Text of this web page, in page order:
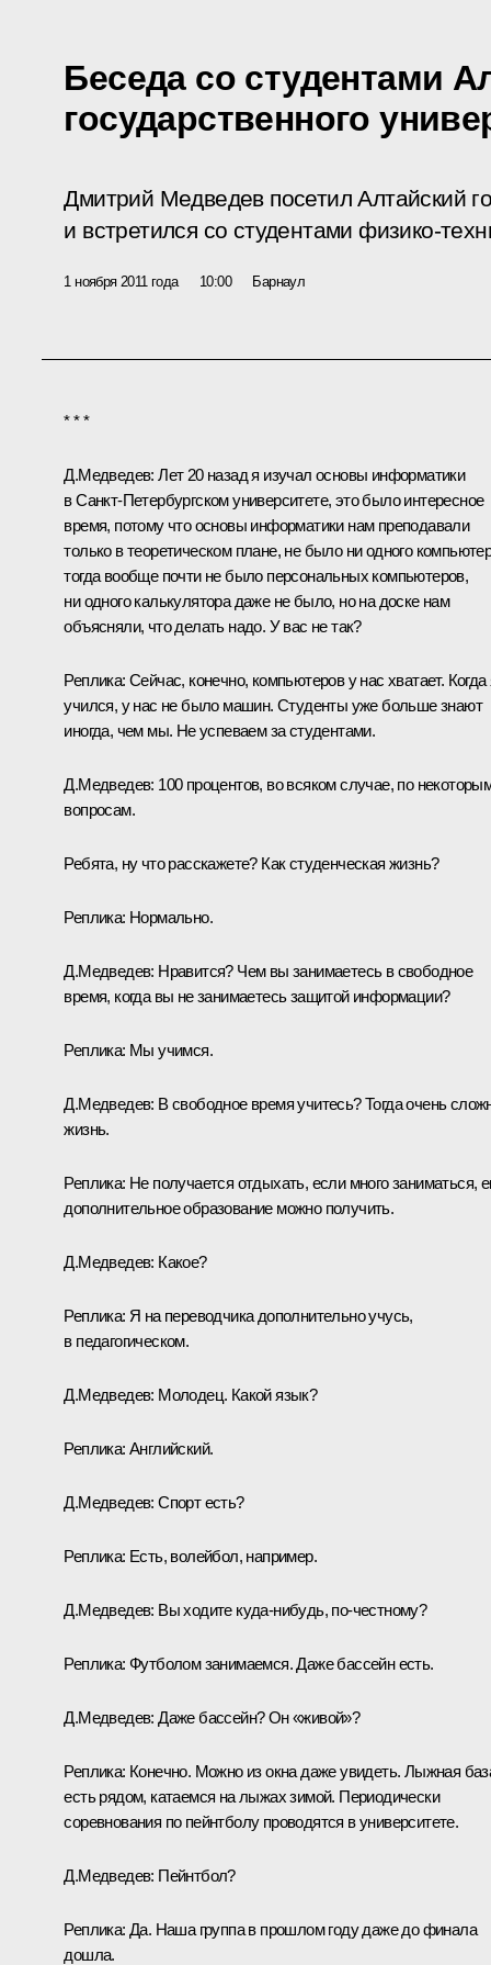
Беседа со студентами
государственного
Дмитрий Медведев посетил Алтайский
и встретился со студентами физико-
1 ноября 2011 года 10:00 Барнаул
* * *
Д.Медведев: Лет 20 назад я изучал основы информатики
в Санкт-Петербургском университете, это было интересное
время, потому что основы информатики нам преподавали
только в теоретическом плане, не было ни одного
тогда вообще почти не было персональных компьютеров,
ни одного калькулятора даже не было, но на доске нам
объясняли, что делать надо. У вас не так?
Реплика: Сейчас, конечно, компьютеров у нас хватает. Когда
учился, у нас не было машин. Студенты уже больше знают
иногда, чем мы. Не успеваем за студентами.
Д.Медведев: 100 процентов, во всяком случае, по
вопросам.
Ребята, ну что расскажете? Как студенческая жизнь?
Реплика: Нормально.
Д.Медведев: Нравится? Чем вы занимаетесь в свободное
время, когда вы не занимаетесь защитой информации?
Реплика: Мы учимся.
Д.Медведев: В свободное время учитесь? Тогда очень
жизнь.
Реплика: Не получается отдыхать, если много заниматься,
дополнительное образование можно получить.
Д.Медведев: Какое?
Реплика: Я на переводчика дополнительно учусь,
в педагогическом.
Д.Медведев: Молодец. Какой язык?
Реплика: Английский.
Д.Медведев: Спорт есть?
Реплика: Есть, волейбол, например.
Д.Медведев: Вы ходите куда‑нибудь, по‑честному?
Реплика: Футболом занимаемся. Даже бассейн есть.
Д.Медведев: Даже бассейн? Он «живой»?
Реплика: Конечно. Можно из окна даже увидеть. Лыжная
есть рядом, катаемся на лыжах зимой. Периодически
соревнования по пейнтболу проводятся в университете.
Д.Медведев: Пейнтбол?
Реплика: Да. Наша группа в прошлом году даже до финала
дошла.